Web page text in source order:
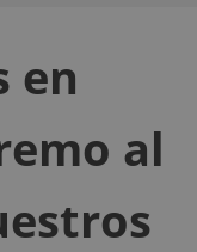
en
al